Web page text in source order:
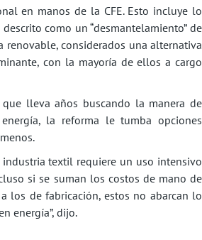
en manos de la CFE. Esto incluye lo
como un “desmantelamiento” de
renovable, considerados una alternativa
con la mayoría de ellos a cargo
lleva años buscando la manera de
la reforma le tumba opciones
textil requiere un uso intensivo
si se suman los costos de mano de
los de fabricación, estos no abarcan lo
energía”, dijo.